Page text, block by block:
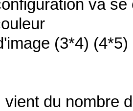
va se
(3*4) (4*5)
vient du nombre